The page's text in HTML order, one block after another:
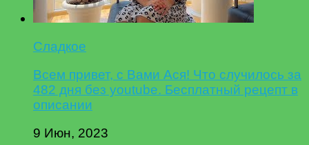
Сладкое
Всем привет, с Вами Ася! Что случилось за
482 дня без youtube. Бесплатный рецепт в
описании
9 Июн, 2023